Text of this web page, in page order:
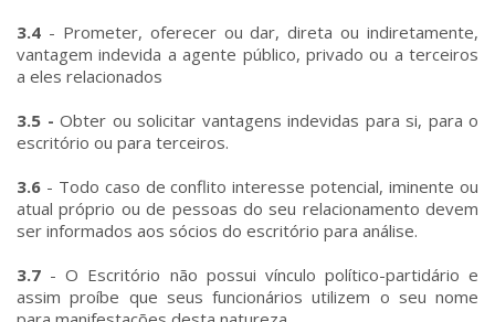
3.4 - Prometer, oferecer ou dar, direta ou indiretamente,
vantagem indevida a agente público, privado ou a terceiros
a eles relacionados
3.5 - Obter ou solicitar vantagens indevidas para si, para o
escritório ou para terceiros.
3.6 - Todo caso de conflito interesse potencial, iminente ou
atual próprio ou de pessoas do seu relacionamento devem
ser informados aos sócios do escritório para análise.
3.7 - O Escritório não possui vínculo político-partidário e
assim proíbe que seus funcionários utilizem o seu nome